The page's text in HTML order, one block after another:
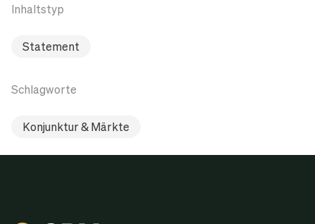
Inhaltstyp
Statement
Schlagworte
Konjunktur & Märkte